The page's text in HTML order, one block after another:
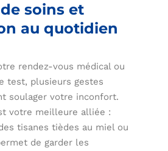
soins et
au quotidien
rendez-vous médical ou
test, plusieurs gestes
soulager votre inconfort.
votre meilleure alliée :
tisanes tièdes au miel ou
de garder les